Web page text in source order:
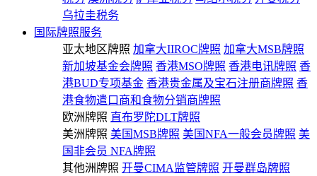
乌拉圭税务
国际牌照服务
亚太地区牌照 加拿大IIROC牌照 加拿大MSB牌照
新加坡基金会牌照 香港MSO牌照 香港电讯牌照 香
港BUD专项基金 香港贵金属及宝石注册商牌照 香
港食物遣口商和食物分销商牌照
欧洲牌照 直布罗陀DLT牌照
美洲牌照 美国MSB牌照 美国NFA一般会员牌照 美
国非会员 NFA牌照
其他洲牌照 开曼CIMA监管牌照 开曼群岛牌照